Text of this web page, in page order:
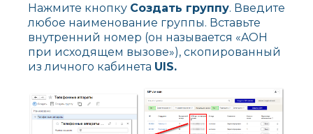
Нажмите кнопку Создать группу. Введите
любое наименование группы. Вставьте
внутренний номер (он называется «AOH
при исходящем вызове»), скопированный
из личного кабинета UIS.